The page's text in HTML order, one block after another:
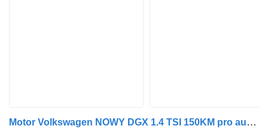
Motor Volkswagen NOWY DGX 1.4 TSI 150KM pro automobilu Volkswagen Jetta VII Golf VII